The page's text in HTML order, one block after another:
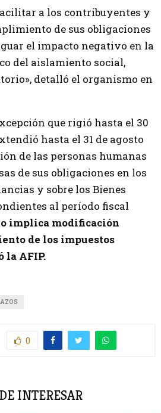
a los contribuyentes y
de sus obligaciones
el impacto negativo en la
del aislamiento social,
detalló el organismo en
que rigió hasta el 30
hasta el 31 de agosto
de las personas humanas
de sus obligaciones en los
y sobre los Bienes
al período fiscal
implica modificación
de los impuestos
la AFIP.
0
INTERESAR